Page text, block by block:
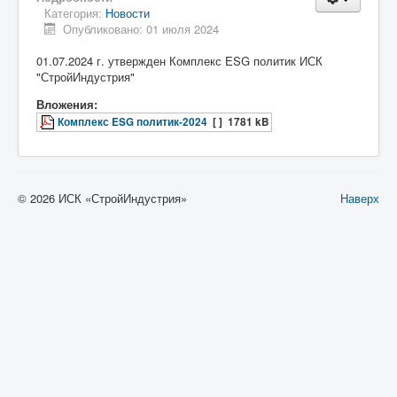
Категория: Новости
Опубликовано: 01 июля 2024
01.07.2024 г. утвержден Комплекс ESG политик ИСК
"СтройИндустрия"
Вложения:
Комплекс ESG политик-2024 [ ] 1781 kB
Наверх
© 2026 ИСК «СтройИндустрия»